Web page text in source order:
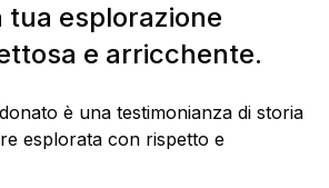
tua esplorazione
e arricchente.
è una testimonianza di storia
esplorata con rispetto e